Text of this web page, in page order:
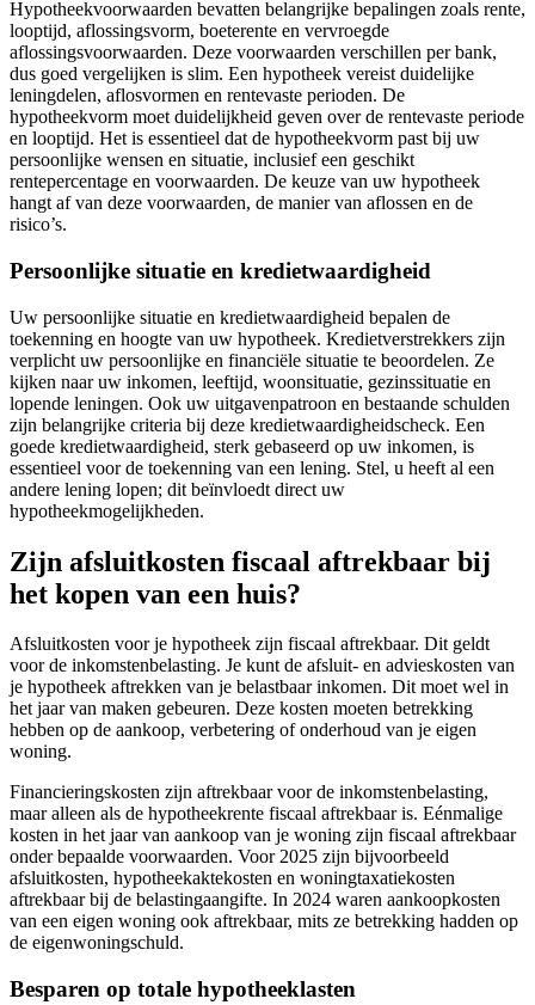
Hypotheekvoorwaarden bevatten belangrijke bepalingen zoals rente,
looptijd, aflossingsvorm, boeterente en vervroegde
aflossingsvoorwaarden. Deze voorwaarden verschillen per bank,
dus goed vergelijken is slim. Een hypotheek vereist duidelijke
leningdelen, aflosvormen en rentevaste perioden. De
hypotheekvorm moet duidelijkheid geven over de rentevaste periode
en looptijd. Het is essentieel dat de hypotheekvorm past bij uw
persoonlijke wensen en situatie, inclusief een geschikt
rentepercentage en voorwaarden. De keuze van uw hypotheek
hangt af van deze voorwaarden, de manier van aflossen en de
risico’s.
Persoonlijke situatie en kredietwaardigheid
Uw persoonlijke situatie en kredietwaardigheid bepalen de
toekenning en hoogte van uw hypotheek. Kredietverstrekkers zijn
verplicht uw persoonlijke en financiële situatie te beoordelen. Ze
kijken naar uw inkomen, leeftijd, woonsituatie, gezinssituatie en
lopende leningen. Ook uw uitgavenpatroon en bestaande schulden
zijn belangrijke criteria bij deze kredietwaardigheidscheck. Een
goede kredietwaardigheid, sterk gebaseerd op uw inkomen, is
essentieel voor de toekenning van een lening. Stel, u heeft al een
andere lening lopen; dit beïnvloedt direct uw
hypotheekmogelijkheden.
Zijn afsluitkosten fiscaal aftrekbaar bij
het kopen van een huis?
Afsluitkosten voor je hypotheek zijn fiscaal aftrekbaar. Dit geldt
voor de inkomstenbelasting. Je kunt de afsluit- en advieskosten van
je hypotheek aftrekken van je belastbaar inkomen. Dit moet wel in
het jaar van maken gebeuren. Deze kosten moeten betrekking
hebben op de aankoop, verbetering of onderhoud van je eigen
woning.
Financieringskosten zijn aftrekbaar voor de inkomstenbelasting,
maar alleen als de hypotheekrente fiscaal aftrekbaar is. Eénmalige
kosten in het jaar van aankoop van je woning zijn fiscaal aftrekbaar
onder bepaalde voorwaarden. Voor 2025 zijn bijvoorbeeld
afsluitkosten, hypotheekaktekosten en woningtaxatiekosten
aftrekbaar bij de belastingaangifte. In 2024 waren aankoopkosten
van een eigen woning ook aftrekbaar, mits ze betrekking hadden op
de eigenwoningschuld.
Besparen op totale hypotheeklasten